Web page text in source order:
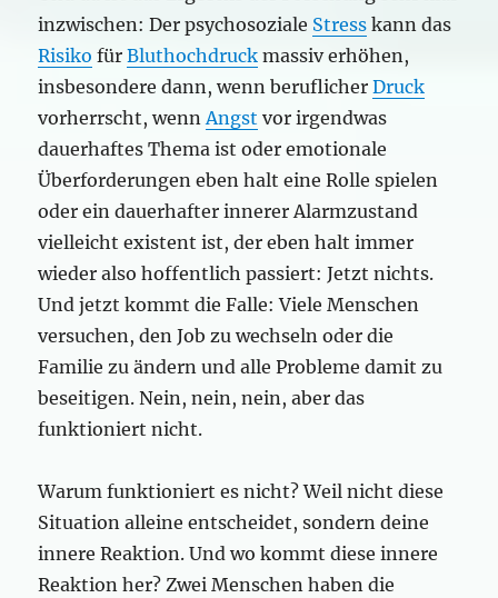
inzwischen: Der psychosoziale Stress kann das
Risiko fürBluthochdruck massiv erhöhen,
insbesondere dann, wenn beruflicherDruck
vorherrscht, wennAngst vor irgendwas
dauerhaftes Thema ist oder emotionale
Überforderungen eben halt eine Rolle spielen
oder ein dauerhafter innerer Alarmzustand
vielleicht existent ist, der eben halt immer
wieder also hoffentlich passiert: Jetzt nichts.
Und jetzt kommt die Falle: Viele Menschen
versuchen, den Job zu wechseln oder die
Familie zu ändern und alle Probleme damit zu
beseitigen. Nein, nein, nein, aber das
funktioniert nicht.
Warum funktioniert es nicht? Weil nicht diese
Situation alleine entscheidet, sondern deine
innere Reaktion. Und wo kommt diese innere
Reaktion her? Zwei Menschen haben die